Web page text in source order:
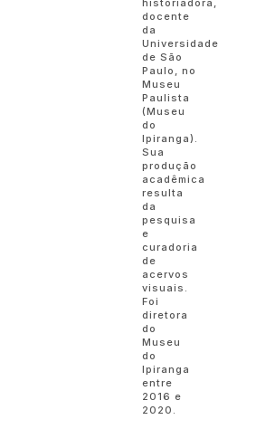
historiadora,
docente
da
Universidade
de São
Paulo, no
Museu
Paulista
(Museu
do
Ipiranga).
Sua
produção
acadêmica
resulta
da
pesquisa
e
curadoria
de
acervos
visuais.
Foi
diretora
do
Museu
do
Ipiranga
entre
2016 e
2020.